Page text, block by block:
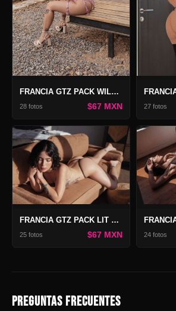
FRANCIA GTZ PACK WILLOW 2
28 fotos $67 MXN 27 fotos
FRANCIA GTZ PACK LIT D'AMOUR
25 fotos $67 MXN 24 fotos
PREGUNTAS FRECUENTES